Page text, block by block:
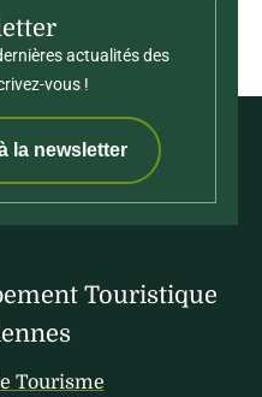
actualités des
vous !
la newsletter
Touristique
Tourisme